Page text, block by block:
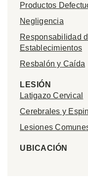
Productos
Negligencia
Responsabilidad
Establecimientos
Resbalón y Caída
LESIÓN
Latigazo Cervical
Cerebrales y
Lesiones
UBICACIÓN